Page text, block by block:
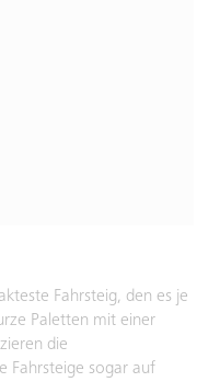
Fahrsteig, den es je
Paletten mit einer
die
Fahrsteige sogar auf